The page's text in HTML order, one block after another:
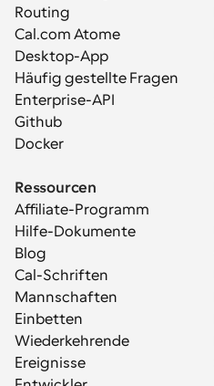
Routing
Cal.com Atome
Desktop-App
Häufig gestellte Fragen
Enterprise-API
Github
Docker
Ressourcen
Affiliate-Programm
Hilfe-Dokumente
Blog
Cal-Schriften
Mannschaften
Einbetten
Wiederkehrende
Ereignisse